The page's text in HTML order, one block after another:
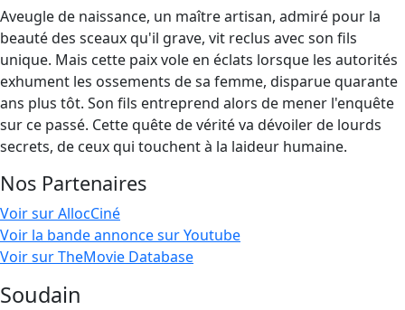
Aveugle de naissance, un maître artisan, admiré pour la
beauté des sceaux qu'il grave, vit reclus avec son fils
unique. Mais cette paix vole en éclats lorsque les autorités
exhument les ossements de sa femme, disparue quarante
ans plus tôt. Son fils entreprend alors de mener l'enquête
sur ce passé. Cette quête de vérité va dévoiler de lourds
secrets, de ceux qui touchent à la laideur humaine.
Nos Partenaires
Voir sur AllocCiné
Voir la bande annonce sur Youtube
Voir sur TheMovie Database
Soudain